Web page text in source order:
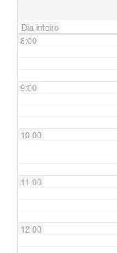
Dia inteiro
8:00
9:00
10:00
11:00
12:00